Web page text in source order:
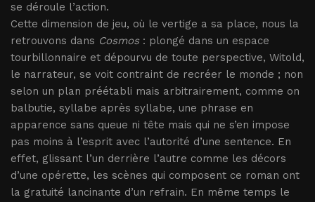
se déroule l’action.
Cette dimension de jeu, où le vertige a sa place, nous la
retrouvons dans Cosmos: plongé dans un espace
tourbillonnaire et dépourvu de toute perspective, Witold,
le narrateur, se voit contraint de recréer le monde ; non
selon un plan préétabli mais arbitrairement, comme on
balbutie, syllabe après syllabe, une phrase en
apparence sans queue ni tête mais qui ne s’en impose
pas moins à l’esprit avec l’autorité d’une sentence. En
effet, glissant l’un derrière l’autre comme les décors
d’une opérette, les scènes qui composent ce roman ont
la gratuité lancinante d’un refrain. En même temps le